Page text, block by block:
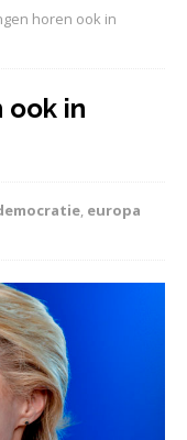
horen ook in
ook in
, europa